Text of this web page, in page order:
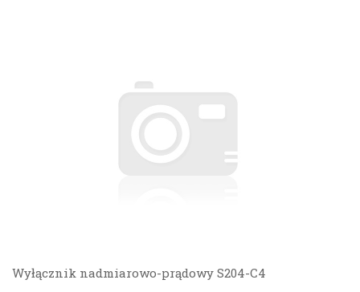
Wyłącznik nadmiarowo-prądowy S204-C4